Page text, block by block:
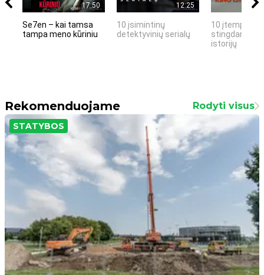
17:50
Se7en – kai tamsa
tampa meno kūriniu
12:25
10 įsimintinų
detektyvinių serialų
10 įtemptų,
stingdančių
istorijų
Rekomenduojame Rodyti visus
STATYBOS